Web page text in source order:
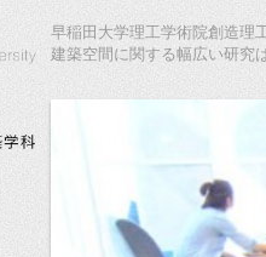
早稲田大学理工学術院創造理
建築空間に関する幅広い研究